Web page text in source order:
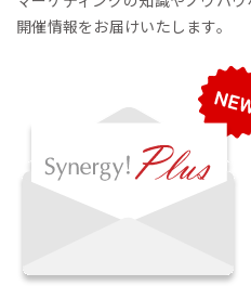
開催情報をお届けいたします。